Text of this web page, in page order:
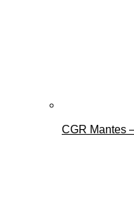
CGR Mantes